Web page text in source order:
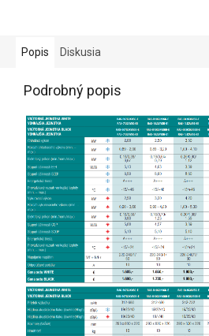
Popis Diskusia
Podrobný popis